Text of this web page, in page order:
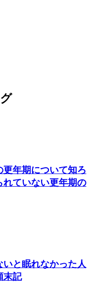
年期について知ろ
れていない更年期の
と眠れなかった人
末記